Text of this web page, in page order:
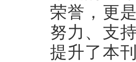
荣誉，更
努力、支
提升了本